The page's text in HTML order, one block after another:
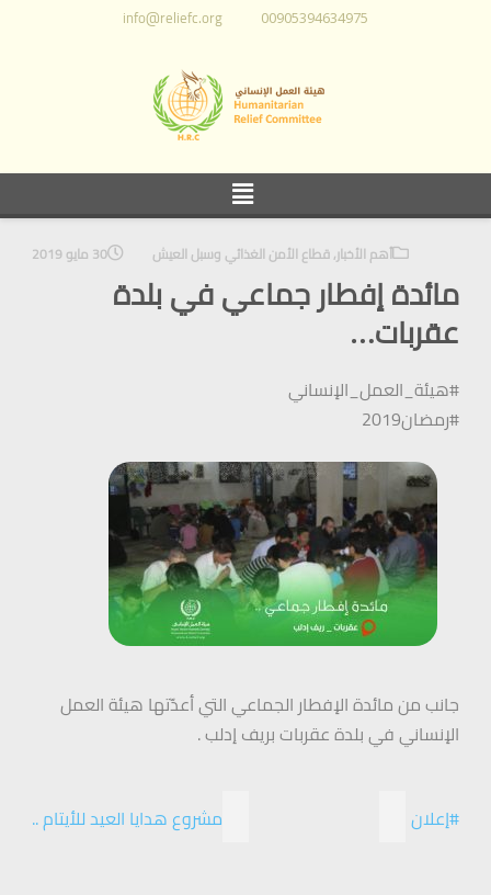
00905394634975
info@reliefc.org
30 مايو 2019 أهم الأخبار,قطاع الأمن الغذائي وسبل العيش
مائدة إفطار جماعي في بلدة
عقربات…
#هيئة_العمل_الإنساني
#رمضان2019
جانب من مائدة الإفطار الجماعي التي أعدّتها هيئة العمل
الإنساني في بلدة عقربات بريف إدلب .
مشروع هدايا العيد للأيتام .. #إعلان